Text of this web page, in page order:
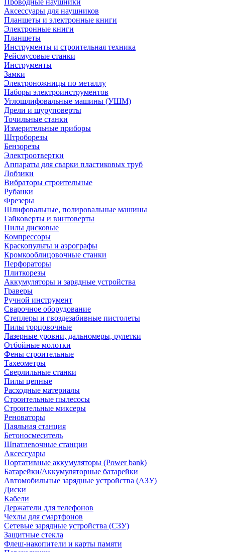
Проводные наушники
Аксессуары для наушников
Планшеты и электронные книги
Электронные книги
Планшеты
Инструменты и строительная техника
Рейсмусовые станки
Инструменты
Замки
Электроножницы по металлу
Наборы электроинструментов
Углошлифовальные машины (УШМ)
Дрели и шуруповерты
Точильные станки
Измерительные приборы
Штроборезы
Бензорезы
Электроотвертки
Аппараты для сварки пластиковых труб
Лобзики
Вибраторы строительные
Рубанки
Фрезеры
Шлифовальные, полировальные машины
Гайковерты и винтоверты
Пилы дисковые
Компрессоры
Краскопульты и аэрографы
Кромкооблицовочные станки
Перфораторы
Плиткорезы
Аккумуляторы и зарядные устройства
Граверы
Ручной инструмент
Сварочное оборудование
Степлеры и гвоздезабивные пистолеты
Пилы торцовочные
Лазерные уровни, дальномеры, рулетки
Отбойные молотки
Фены строительные
Тахеометры
Сверлильные станки
Пилы цепные
Расходные материалы
Строительные пылесосы
Строительные миксеры
Реноваторы
Паяльная станция
Бетоносмеситель
Шпатлевочные станции
Аксессуары
Портативные аккумуляторы (Power bank)
Батарейки/Аккумуляторные батарейки
Автомобильные зарядные устройства (АЗУ)
Диски
Кабели
Держатели для телефонов
Чехлы для смартфонов
Сетевые зарядные устройства (СЗУ)
Защитные стекла
Флеш-накопители и карты памяти